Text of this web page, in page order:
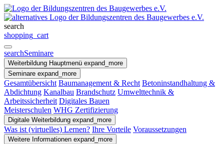
search
shopping_cart
searchSeminare
Weiterbildung Hauptmenü expand_more
Seminare expand_more
Gesamtübersicht Baumanagement & Recht Betoninstandhaltung &
Abdichtung Kanalbau Brandschutz Umwelttechnik &
Arbeitssicherheit Digitales Bauen
Meisterschulen WHG Zertifizierung
Digitale Weiterbildung expand_more
Was ist (virtuelles) Lernen? Ihre Vorteile Voraussetzungen
Weitere Informationen expand_more